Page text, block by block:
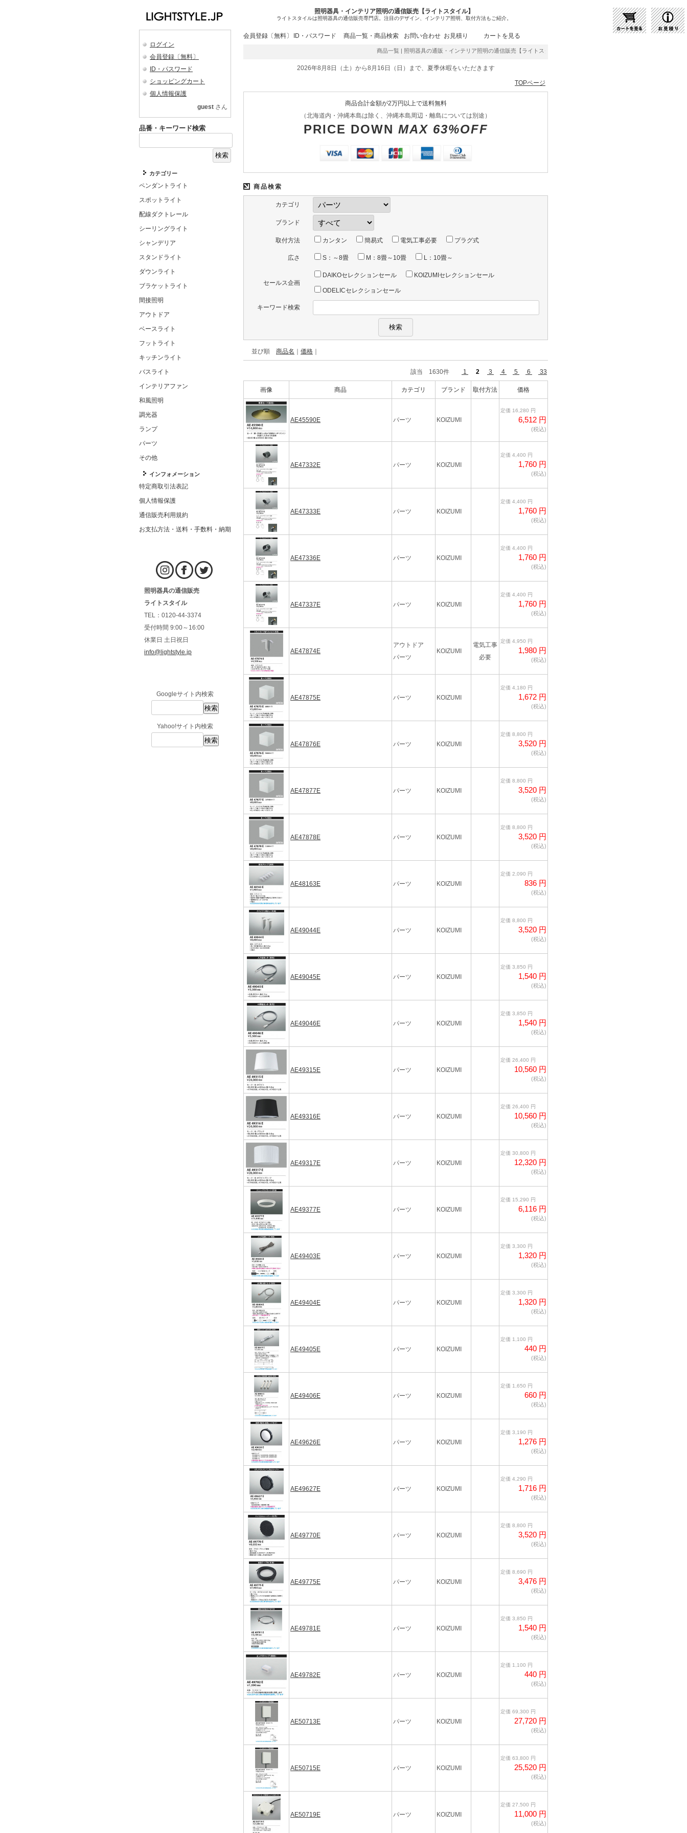
照明器具・インテリア照明の通信販売【ライトスタイル】
ライトスタイルは照明器具の通信販売専門店。注目のデザイン、インテリア照明、取付方法もご紹介。
ログイン
会員登録〔無料〕
ID・パスワード
ショッピングカート
個人情報保護
guest さん
品番・キーワード検索
カテゴリー
ペンダントライト
スポットライト
配線ダクトレール
シーリングライト
シャンデリア
スタンドライト
ダウンライト
ブラケットライト
間接照明
アウトドア
ベースライト
フットライト
キッチンライト
バスライト
インテリアファン
和風照明
調光器
ランプ
パーツ
その他
インフォメーション
特定商取引法表記
個人情報保護
通信販売利用規約
お支払方法・送料・手数料・納期
照明器具の通信販売
ライトスタイル
TEL：0120-44-3374
受付時間 9:00～16:00
休業日 土日祝日
info@lightstyle.jp
Googleサイト内検索
Yahoo!サイト内検索
会員登録〔無料〕 ID・パスワード 商品一覧・商品検索 お問い合わせ お見積り カートを見る
商品一覧 | 照明器具の通販・インテリア照明の通信販売【ライトスタイル】激安・格安価格にてご提供中！
2026年8月8日（土）から8月16日（日）まで、夏季休暇をいただきます
TOPページ
商品合計金額が2万円以上で送料無料
（北海道内・沖縄本島は除く、沖縄本島周辺・離島については別途）
PRICE DOWN MAX 63%OFF
商品検索
カテゴリ
ブランド
取付方法 カンタン 簡易式 電気工事必要 プラグ式
広さ S：～8畳 M：8畳～10畳 L：10畳～
セールス企画
DAIKOセレクションセール KOIZUMIセレクションセール
ODELICセレクションセール
キーワード検索
並び順 商品名 ｜ 価格 ｜
該当 1630件 1 2 3 4 5 6 33
画像 商品 カテゴリ ブランド 取付方法 価格
AE45590E パーツ KOIZUMI
定価 16,280 円
6,512 円
(税込)
AE47332E パーツ KOIZUMI
定価 4,400 円
1,760 円
(税込)
AE47333E パーツ KOIZUMI
定価 4,400 円
1,760 円
(税込)
AE47336E パーツ KOIZUMI
定価 4,400 円
1,760 円
(税込)
AE47337E パーツ KOIZUMI
定価 4,400 円
1,760 円
(税込)
AE47874E
アウトドア
パーツ
KOIZUMI
電気工事
必要
定価 4,950 円
1,980 円
(税込)
AE47875E パーツ KOIZUMI
定価 4,180 円
1,672 円
(税込)
AE47876E パーツ KOIZUMI
定価 8,800 円
3,520 円
(税込)
AE47877E パーツ KOIZUMI
定価 8,800 円
3,520 円
(税込)
AE47878E パーツ KOIZUMI
定価 8,800 円
3,520 円
(税込)
AE48163E パーツ KOIZUMI
定価 2,090 円
836 円
(税込)
AE49044E パーツ KOIZUMI
定価 8,800 円
3,520 円
(税込)
AE49045E パーツ KOIZUMI
定価 3,850 円
1,540 円
(税込)
AE49046E パーツ KOIZUMI
定価 3,850 円
1,540 円
(税込)
AE49315E パーツ KOIZUMI
定価 26,400 円
10,560 円
(税込)
AE49316E パーツ KOIZUMI
定価 26,400 円
10,560 円
(税込)
AE49317E パーツ KOIZUMI
定価 30,800 円
12,320 円
(税込)
AE49377E パーツ KOIZUMI
定価 15,290 円
6,116 円
(税込)
AE49403E パーツ KOIZUMI
定価 3,300 円
1,320 円
(税込)
AE49404E パーツ KOIZUMI
定価 3,300 円
1,320 円
(税込)
AE49405E パーツ KOIZUMI
定価 1,100 円
440 円
(税込)
AE49406E パーツ KOIZUMI
定価 1,650 円
660 円
(税込)
AE49626E パーツ KOIZUMI
定価 3,190 円
1,276 円
(税込)
AE49627E パーツ KOIZUMI
定価 4,290 円
1,716 円
(税込)
AE49770E パーツ KOIZUMI
定価 8,800 円
3,520 円
(税込)
AE49775E パーツ KOIZUMI
定価 8,690 円
3,476 円
(税込)
AE49781E パーツ KOIZUMI
定価 3,850 円
1,540 円
(税込)
AE49782E パーツ KOIZUMI
定価 1,100 円
440 円
(税込)
AE50713E パーツ KOIZUMI
定価 69,300 円
27,720 円
(税込)
AE50715E パーツ KOIZUMI
定価 63,800 円
25,520 円
(税込)
AE50719E パーツ KOIZUMI
定価 27,500 円
11,000 円
(税込)